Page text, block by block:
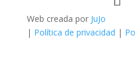
Web creada por JuJo
| Política de privacidad |